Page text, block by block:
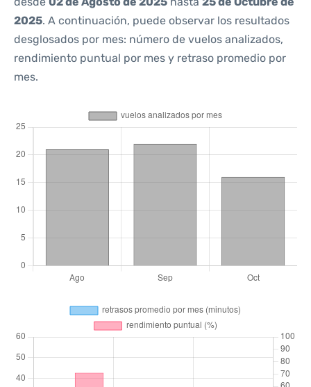
2025. A continuación, puede observar los resultados
desglosados por mes: número de vuelos analizados,
rendimiento puntual por mes y retraso promedio por
mes.